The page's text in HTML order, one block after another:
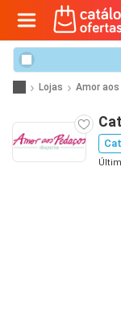
Lojas Amor